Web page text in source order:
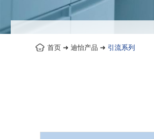
首页 ➜ 迪怡产品 ➜ 引流系列